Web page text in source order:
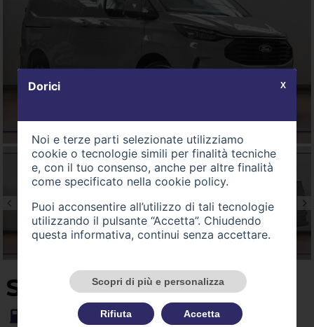
SU QUEST'AUTO
Alimentazione -
Dorici
Noi e terze parti selezionate utilizziamo
cookie o tecnologie simili per finalità tecniche
e, con il tuo consenso, anche per altre finalità
come specificato nella cookie policy.
Puoi acconsentire all’utilizzo di tali tecnologie
utilizzando il pulsante “Accetta”. Chiudendo
questa informativa, continui senza accettare.
Scopri di più e personalizza
Rifiuta Accetta
X